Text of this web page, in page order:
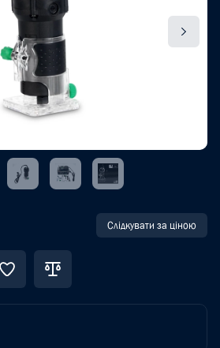
Слідкувати за ціною